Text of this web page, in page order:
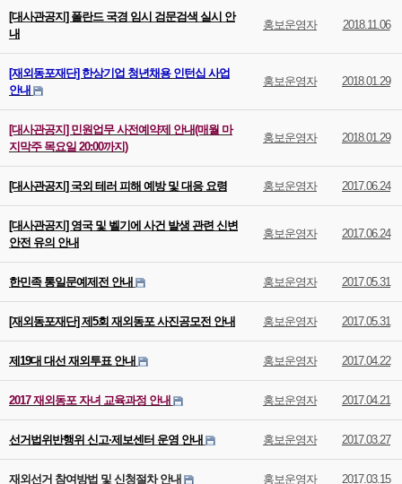
[대사관공지] 폴란드 국경 임시 검문검색 실시 안
내
홍보운영자 2018.11.06
[재외동포재단] 한상기업 청년채용 인턴십 사업
안내
홍보운영자 2018.01.29
[대사관공지] 민원업무 사전예약제 안내(매월 마
지막주 목요일 20:00까지)
홍보운영자 2018.01.29
[대사관공지] 국외 테러 피해 예방 및 대응 요령 홍보운영자 2017.06.24
[대사관공지] 영국 및 벨기에 사건 발생 관련 신변
안전 유의 안내
홍보운영자 2017.06.24
한민족 통일문예제전 안내 홍보운영자 2017.05.31
[재외동포재단] 제5회 재외동포 사진공모전 안내 홍보운영자 2017.05.31
제19대 대선 재외투표 안내 홍보운영자 2017.04.22
2017 재외동포 자녀 교육과정 안내 홍보운영자 2017.04.21
선거법위반행위 신고·제보센터 운영 안내 홍보운영자 2017.03.27
재외선거 참여방법 및 신청절차 안내 홍보운영자 2017.03.15